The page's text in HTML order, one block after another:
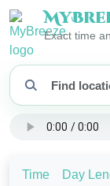
My
Exact time
Time Day